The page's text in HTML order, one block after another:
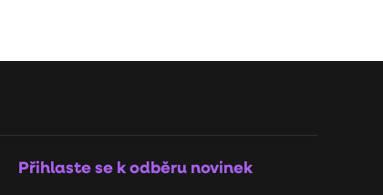
Přihlaste se k odběru novinek